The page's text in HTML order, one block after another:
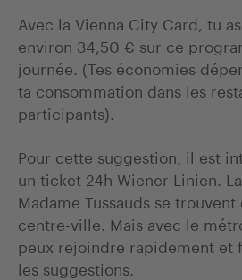
Avec la Vienna City Card, tu
environ 34,50 € sur ce
journée. (Tes économies
ta consommation dans les
participants).
Pour cette suggestion, il est
un ticket 24h Wiener Linien.
Madame Tussauds se
centre-ville. Mais avec le
peux rejoindre rapidement et
les suggestions.